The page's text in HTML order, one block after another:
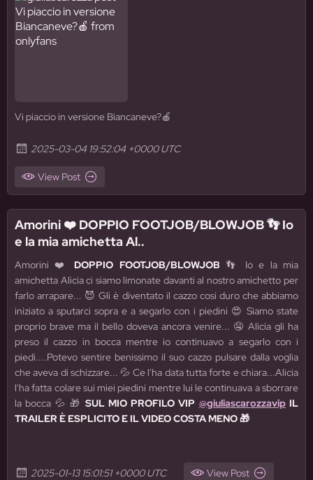
Vi piaccio in versione Biancaneve?🍎
2025-03-04 19:52:04 +0000 UTC
View Post
Amorini ❤️ DOPPIO FOOTJOB/BLOWJOB 👣 Io
e la mia amichetta Al..
Amorini ❤️DOPPIO FOOTJOB/BLOWJOB👣 Io e la mia
amichetta Alicia ci siamo limonate davanti al nostro amichetto per
farlo arrapare... 😈 Gli è diventato il cazzo cosi duro che abbiamo
iniziato a sputarci sopra e a segarlo con i piedini 😍 Siamo state
proprio brave ma il bello doveva ancora venire... 🤤 Alicia gli ha
preso il cazzo in bocca mentre io continuavo a segarlo con i
piedi....Potevo sentire benissimo il suo cazzo pulsare dalla voglia
che aveva di schizzare... 💦 Ce l'ha data tutta forte e chiara...Alicia
l'ha fatta colare sui miei piedini mentre lui le continuava a sborrare
la bocca 💦 🎁 SUL MIO PROFILO VIP @giuliascarozzavipIL
TRAILER È ESPLICITO E IL VIDEO COSTA MENO 🎁
2025-01-13 15:01:51 +0000 UTC View Post